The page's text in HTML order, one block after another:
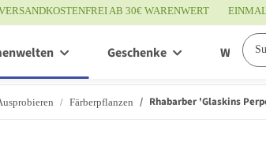
AB 30€ WARENWERT
Geschenke
Färberpflanzen Rhabarber 'Glaskins